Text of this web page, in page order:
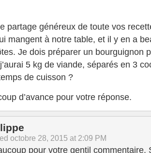
partage généreux de toute vos
mangent à notre table, et il y en a
Je dois préparer un bourguignon
5 kg de viande, séparés en 3
de cuisson ?
d’avance pour votre réponse.
octobre 28, 2015 at 2:09 PM
pour votre gentil commentaire.